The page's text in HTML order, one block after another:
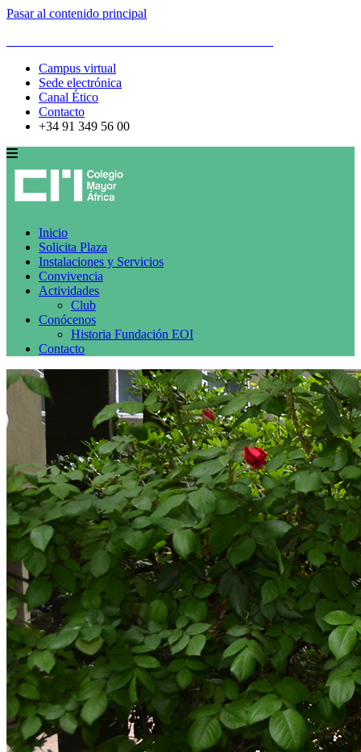
Pasar al contenido principal
Campus virtual
Sede electrónica
Canal Ético
Contacto
+34 91 349 56 00
Inicio
Solicita Plaza
Instalaciones y Servicios
Convivencia
Actividades
Club
Conócenos
Historia Fundación EOI
Contacto